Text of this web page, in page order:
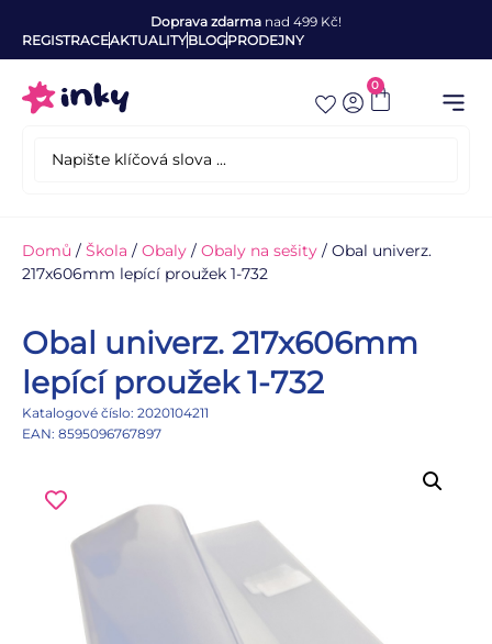
Doprava zdarma nad 499 Kč!
REGISTRACEAKTUALITYBLOGPRODEJNY
0
Domů / Škola / Obaly / Obaly na sešity / Obal univerz.
217x606mm lepící proužek 1-732
Obal univerz. 217x606mm
lepící proužek 1-732
Katalogové číslo: 2020104211
EAN: 8595096767897